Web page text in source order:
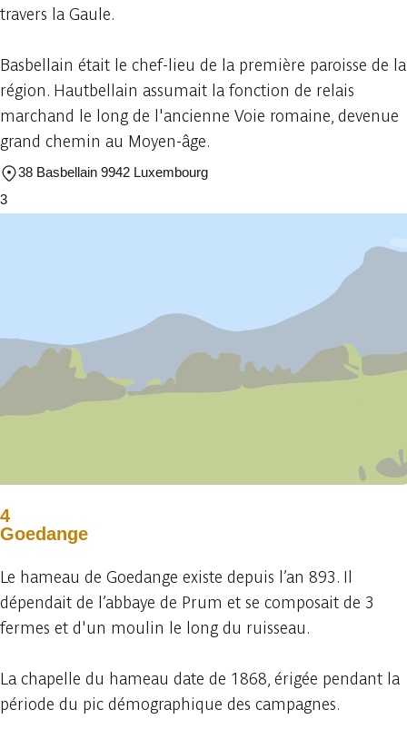
travers la Gaule.
Basbellain était le chef-lieu de la première paroisse de la
région. Hautbellain assumait la fonction de relais
marchand le long de l'ancienne Voie romaine, devenue
grand chemin au Moyen-âge.
38 Basbellain 9942 Luxembourg
3
4
Goedange
Le hameau de Goedange existe depuis l’an 893. Il
dépendait de l’abbaye de Prum et se composait de 3
fermes et d'un moulin le long du ruisseau.
La chapelle du hameau date de 1868, érigée pendant la
période du pic démographique des campagnes.